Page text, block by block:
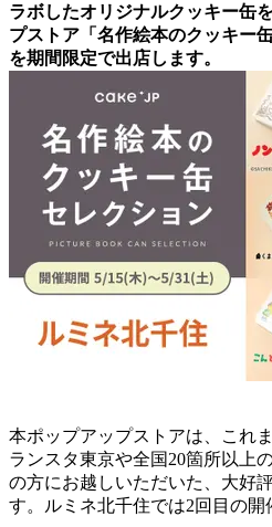
ラボしたオリジナルクッキー缶
プストア「名作絵本のクッキー
を期間限定で出店します。
本ポップアップストアは、これ
ランスタ東京や全国20箇所以上
の方にお越しいただいた、大好
す。ルミネ北千住では2回目の開